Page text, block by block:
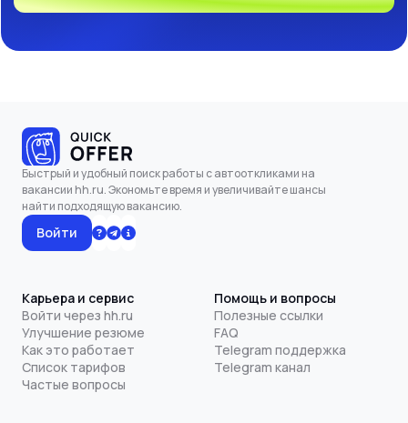
Быстрый и удобный поиск работы с автооткликами на
вакансии hh.ru. Экономьте время и увеличивайте шансы
найти подходящую вакансию.
Войти
Карьера и сервис
Войти через hh.ru
Улучшение резюме
Как это работает
Список тарифов
Частые вопросы
Помощь и вопросы
Полезные ссылки
FAQ
Telegram поддержка
Telegram канал